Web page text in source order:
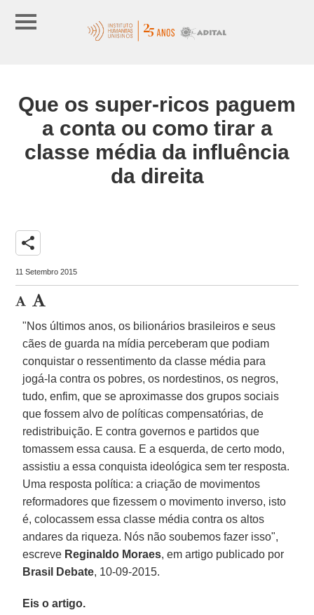
Que os super-ricos paguem
a conta ou como tirar a
classe média da influência
da direita
share
11 Setembro 2015
"Nos últimos anos, os bilionários brasileiros e seus
cães de guarda na mídia perceberam que podiam
conquistar o ressentimento da classe média para
jogá-la contra os pobres, os nordestinos, os negros,
tudo, enfim, que se aproximasse dos grupos sociais
que fossem alvo de políticas compensatórias, de
redistribuição. E contra governos e partidos que
tomassem essa causa. E a esquerda, de certo modo,
assistiu a essa conquista ideológica sem ter resposta.
Uma resposta política: a criação de movimentos
reformadores que fizessem o movimento inverso, isto
é, colocassem essa classe média contra os altos
andares da riqueza. Nós não soubemos fazer isso",
escreve Reginaldo Moraes, em artigo publicado por
Brasil Debate, 10-09-2015.
Eis o artigo.